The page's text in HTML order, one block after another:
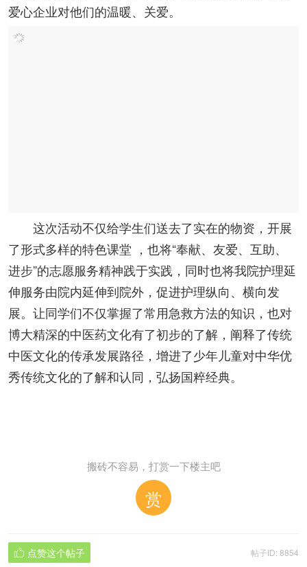
爱心企业对他们的温暖、关爱。
这次活动不仅给学生们送去了实在的物资，开展
了形式多样的特色课堂 ，也将“奉献、友爱、互助、
进步”的志愿服务精神践于实践，同时也将我院护理延
伸服务由院内延伸到院外，促进护理纵向、横向发
展。让同学们不仅掌握了常用急救方法的知识，也对
博大精深的中医药文化有了初步的了解，阐释了传统
中医文化的传承发展路径，增进了少年儿童对中华优
秀传统文化的了解和认同，弘扬国粹经典。
搬砖不容易，打赏一下楼主吧
赏
帖子ID: 8854
 点赞这个帖子